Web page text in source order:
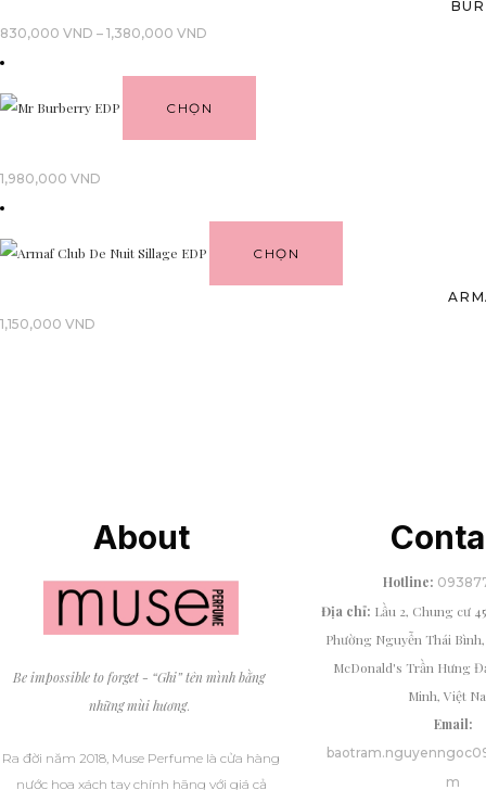
830,000 VND – 1,380,000 VND
830,000 VND
đến
CHỌN
1,980,000 VND
CHỌN
1,150,000 VND
About
Be impossible to forget - “Ghi” tên mình bằng
những mùi hương.
Ra đời năm 2018, Muse Perfume là cửa hàng
nước hoa xách tay chính hãng với giá cả
Hotline:
Địa chỉ: Lầu 2, Chung cư
Phường Nguyễn Thái
McDonald's Trần Hưng
Minh, Việt
Email:
m